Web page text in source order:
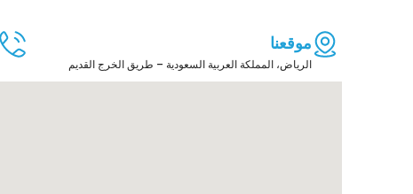
موقعنا
الرياض، المملكة العربية السعودية – طريق الخرج القديم